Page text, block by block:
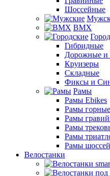
Шоссейные
BMX
Гибридные
Дорожные и
Круизеры
Складные
Фиксы и
Рамы
Рамы Ebikes
Рамы горные
Рамы
Рамы
Рамы
Рамы
Велостанки